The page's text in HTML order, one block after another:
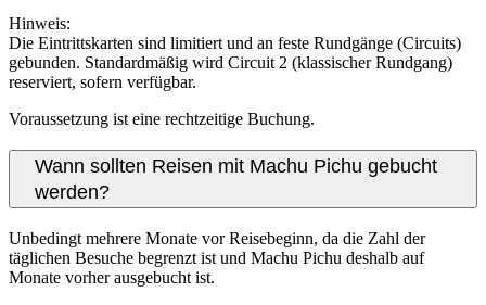
Hinweis:
Die Eintrittskarten sind limitiert und an feste Rundgänge (Circuits)
gebunden. Standardmäßig wird Circuit 2 (klassischer Rundgang)
reserviert, sofern verfügbar.
Voraussetzung ist eine rechtzeitige Buchung.
Wann sollten Reisen mit Machu Pichu gebucht
werden?
Unbedingt mehrere Monate vor Reisebeginn, da die Zahl der
täglichen Besuche begrenzt ist und Machu Pichu deshalb auf
Monate vorher ausgebucht ist.